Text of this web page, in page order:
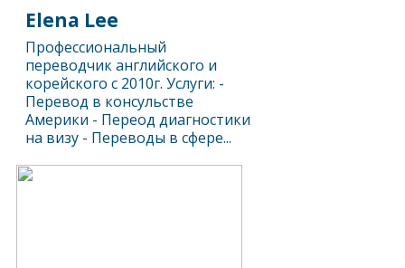
Elena Lee
Профессиональный
переводчик английского и
корейского с 2010г. Услуги: -
Перевод в консульстве
Америки - Переод диагностики
на визу - Переводы в сфере...